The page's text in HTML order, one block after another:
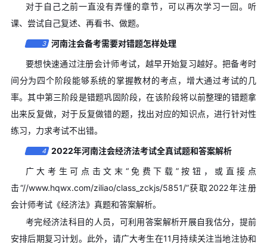
对于自己之前一直没有弄懂的章节，可以再次学习一回。听
课、尝试自己复述、再看书、做题。
3 河南注会备考需要对错题怎样处理
要想快速通过注册会计师考试，越早开始复习越好。把备考时
间分为四个阶段能够系统的掌握教材的考点，增大通过考试的几
率。其中第三阶段是错题巩固阶段，在该阶段将以前整理的错题拿
出来反复做，对于反复做错的题，找出对应的知识点，进行针对性
练习，力求考试不出错。
4 2022年河南注会经济法考试全真试题和答案解析
广大考生可点击文末“免费下载”按钮，或直接点
击“//www.hqwx.com/ziliao/class_zckjs/5851/”获取2022年注册
会计师考试《经济法》真题和答案解析。
考完经济法科目的人员，可利用答案解析开展自我估分，提前
安排后期复习计划。此外，请广大考生在11月持续关注当地注协和